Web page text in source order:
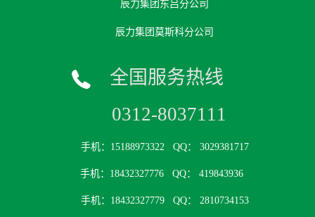
辰力集团东吕分公司
辰力集团莫斯科分公司
全国服务热线
0312-8037111
手机：15188973322 QQ： 3029381717
手机：18432327776 QQ： 419843936
手机：18432327779QQ： 2810734153